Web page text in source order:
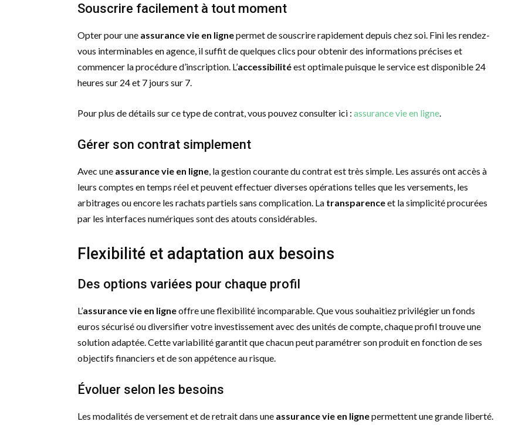
Souscrire facilement à tout moment
Opter pour une assurance vie en lignepermet de souscrire rapidement depuis chez soi. Fini les rendez-
vous interminables en agence, il suffit de quelques clics pour obtenir des informations précises et
commencer la procédure d’inscription. L’accessibilitéest optimale puisque le service est disponible 24
heures sur 24 et 7 jours sur 7.
Pour plus de détails sur ce type de contrat, vous pouvez consulter ici : assurance vie en ligne
Gérer son contrat simplement
Avec une assurance vie en ligne , la gestion courante du contrat est très simple. Les assurés ont accès à
leurs comptes en temps réel et peuvent effectuer diverses opérations telles que les versements, les
arbitrages ou encore les rachats partiels sans complication. La transparenceet la simplicité procurées
par les interfaces numériques sont des atouts considérables.
Flexibilité et adaptation aux besoins
Des options variées pour chaque profil
L’assurance vie en ligneoffre une flexibilité incomparable. Que vous souhaitiez privilégier un fonds
euros sécurisé ou diversifier votre investissement avec des unités de compte, chaque profil trouve une
solution adaptée. Cette variabilité garantit que chacun peut paramétrer son produit en fonction de ses
objectifs financiers et de son appétence au risque.
Évoluer selon les besoins
Les modalités de versement et de retrait dans une assurance vie en lignepermettent une grande liberté.